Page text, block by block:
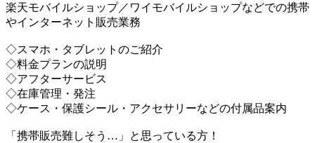
楽天モバイルショップ／ワイモバイルショップなどでの携帯
やインターネット販売業務
◇スマホ・タブレットのご紹介
◇料金プランの説明
◇アフターサービス
◇在庫管理・発注
◇ケース・保護シール・アクセサリーなどの付属品案内
「携帯販売難しそう…」と思っている方！